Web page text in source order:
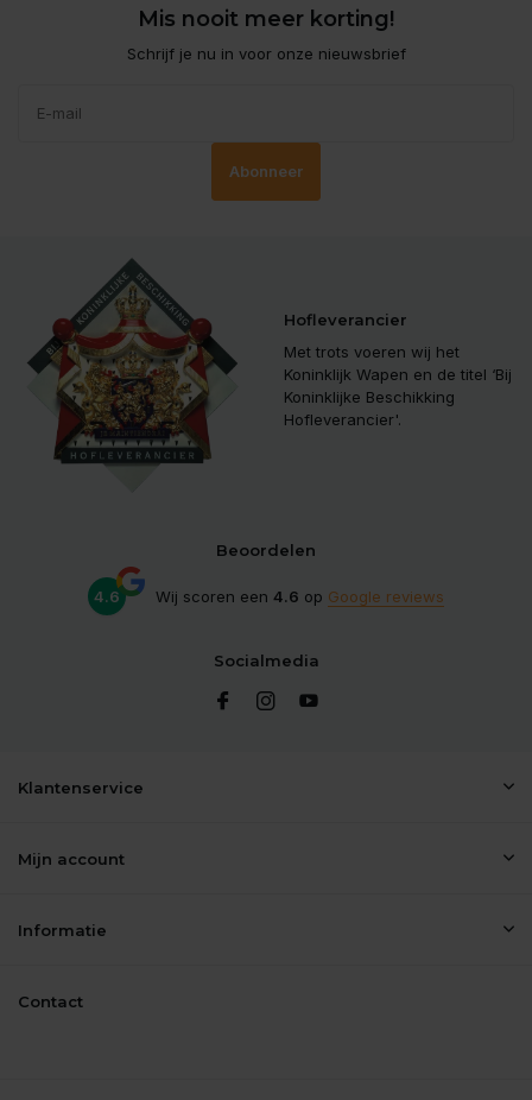
Mis nooit meer korting!
Schrijf je nu in voor onze nieuwsbrief
Abonneer
Hofleverancier
Met trots voeren wij het
Koninklijk Wapen en de titel ‘Bij
Koninklijke Beschikking
Hofleverancier'.
Beoordelen
4.6 Wij scoren een 4.6 op Google reviews
Socialmedia
Klantenservice
Mijn account
Informatie
Contact